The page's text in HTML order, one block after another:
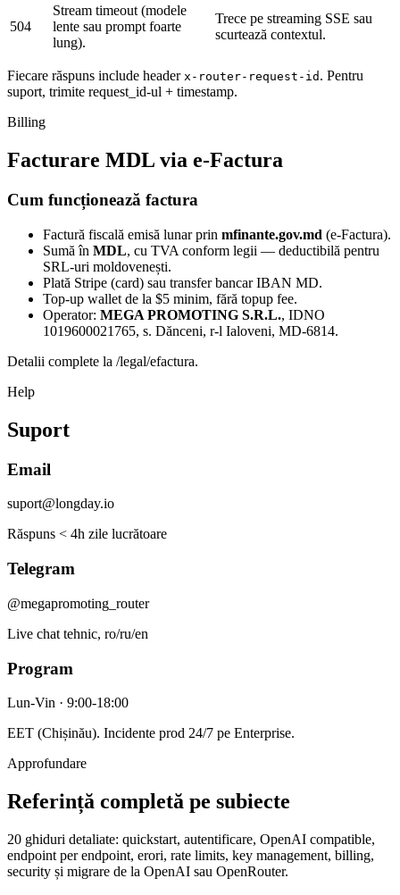
504
Stream timeout (modele
lente sau prompt foarte
lung).
Trece pe streaming SSE sau
scurtează contextul.
Fiecare răspuns include header x-router-request-id . Pentru
suport, trimite request_id-ul + timestamp.
Billing
Facturare MDL via e-Factura
Cum funcționează factura
Factură fiscală emisă lunar prin mfinante.gov.md (e-Factura).
Sumă în MDL, cu TVA conform legii — deductibilă pentru
SRL-uri moldovenești.
Plată Stripe (card) sau transfer bancar IBAN MD.
Top-up wallet de la $5 minim, fără topup fee.
Operator: MEGA PROMOTING S.R.L., IDNO
1019600021765, s. Dănceni, r-l Ialoveni, MD-6814.
Detalii complete la /legal/efactura.
Help
Suport
Email
suport@longday.io
Răspuns < 4h zile lucrătoare
Telegram
@megapromoting_router
Live chat tehnic, ro/ru/en
Program
Lun-Vin · 9:00-18:00
EET (Chișinău). Incidente prod 24/7 pe Enterprise.
Approfundare
Referință completă pe subiecte
20 ghiduri detaliate: quickstart, autentificare, OpenAI compatible,
endpoint per endpoint, erori, rate limits, key management, billing,
security și migrare de la OpenAI sau OpenRouter.